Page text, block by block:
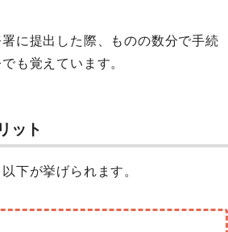
に提出した際、ものの数分で手続
も覚えています。
ット
下が挙げられます。